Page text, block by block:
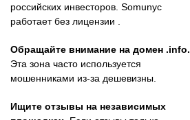
российских инвесторов. Somunyc
работает без лицензии .
Обращайте внимание на домен .info.
Эта зона часто используется
мошенниками из-за дешевизны.
Ищите отзывы на независимых